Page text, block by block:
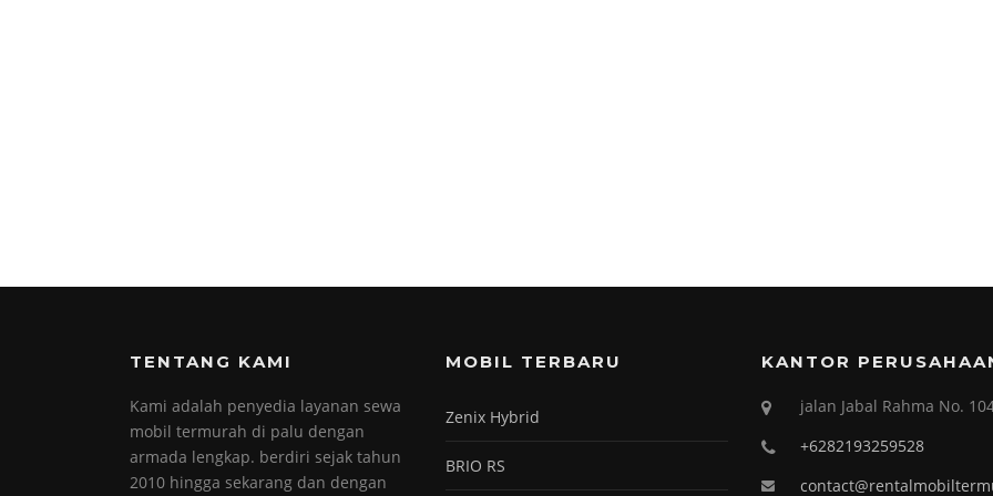
TENTANG KAMI
Kami adalah penyedia layanan sewa
mobil termurah di palu dengan
armada lengkap. berdiri sejak tahun
2010 hingga sekarang dan dengan
MOBIL TERBARU
Zenix Hybrid
BRIO RS
KANTOR
jalan Jabal Rahma No.
+6282193259528